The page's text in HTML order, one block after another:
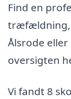
Find en
træfældning,
Ålsrode
oversigten
Vi fandt 8